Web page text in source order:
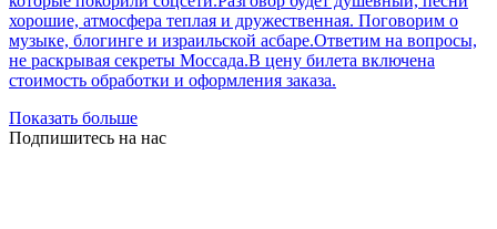
хорошие, атмосфера теплая и дружественная. Поговорим о
музыке, блогинге и израильской асбаре.Ответим на вопросы,
не раскрывая секреты Моссада.В цену билета включена
стоимость обработки и оформления заказа.
Показать больше
Подпишитесь на нас